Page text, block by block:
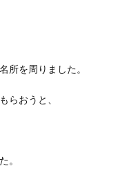
所を周りました。
らおうと、
。